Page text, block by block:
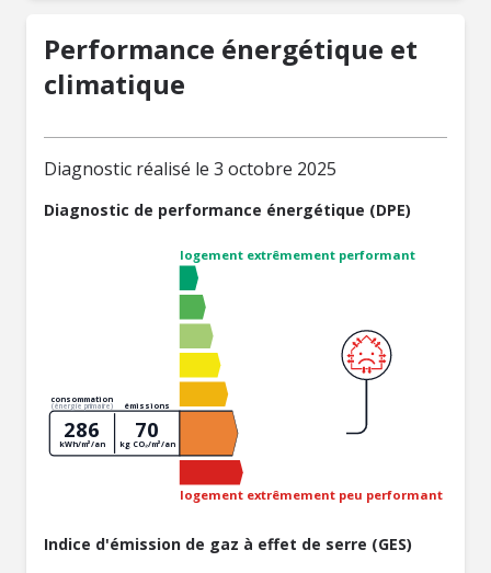
Performance énergétique et
climatique
Diagnostic réalisé le 3 octobre 2025
Diagnostic de performance énergétique (DPE)
logement extrêmement performant
logement extrêmement peu performant
consommation
(énergie primaire) émissions
286
kWh/m²/an
70
kg CO₂/m²/an
Indice d'émission de gaz à effet de serre (GES)